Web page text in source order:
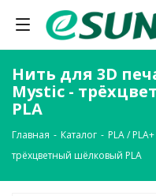
Нить для 3D
Mystic -
PLA
Главная - Каталог - PLA / PLA+
трёхцветный шёлковый PLA